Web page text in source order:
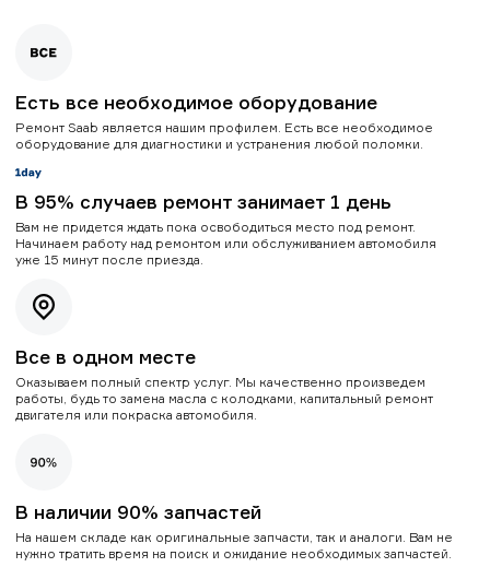
Есть все необходимое оборудование
Ремонт Saab является нашим профилем. Есть все необходимое
оборудование для диагностики и устранения любой поломки.
В 95% случаев ремонт занимает 1 день
Вам не придется ждать пока освободиться место под ремонт.
Начинаем работу над ремонтом или обслуживанием автомобиля
уже 15 минут после приезда.
Все в одном месте
Оказываем полный спектр услуг. Мы качественно произведем
работы, будь то замена масла с колодками, капитальный ремонт
двигателя или покраска автомобиля.
В наличии 90% запчастей
На нашем складе как оригинальные запчасти, так и аналоги. Вам не
нужно тратить время на поиск и ожидание необходимых запчастей.